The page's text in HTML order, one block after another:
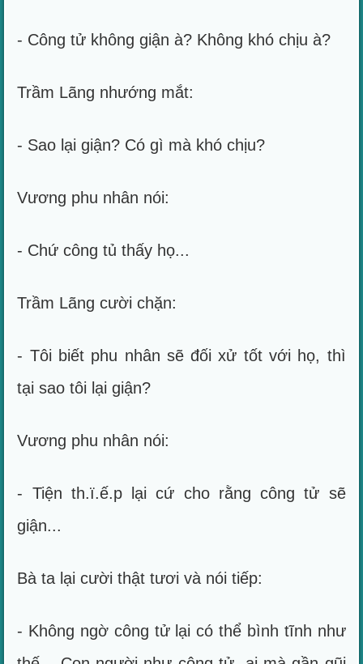
- Công tử không giận à? Không khó chịu à?
Trầm Lãng nhướng mắt:
- Sao lại giận? Có gì mà khó chịu?
Vương phu nhân nói:
- Chứ công tủ thấy họ...
Trầm Lãng cười chặn:
- Tôi biết phu nhân sẽ đối xử tốt với họ, thì
tại sao tôi lại giận?
Vương phu nhân nói:
- Tiện th.ï.ế.p lại cứ cho rằng công tử sẽ
giận...
Bà ta lại cười thật tươi và nói tiếp:
- Không ngờ công tử lại có thể bình tĩnh như